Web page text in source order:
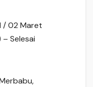
/ 02 Maret
Selesai